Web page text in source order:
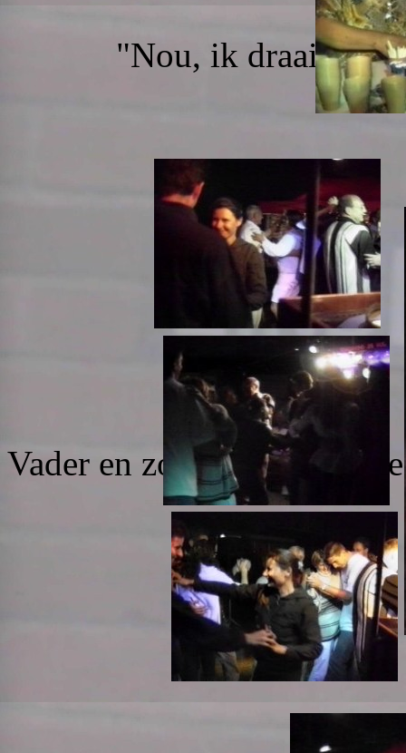
"Nou, ik draai hem
Vader en zoon uit de